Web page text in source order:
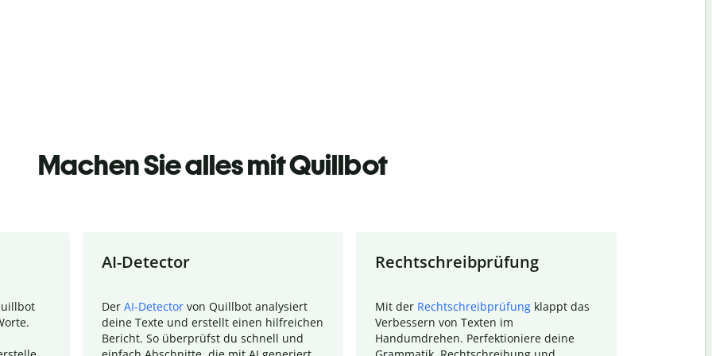
Machen Sie alles mit Quillbot
AI-Detector
Der AI-Detector von Quillbot analysiert
deine Texte und erstellt einen hilfreichen
Bericht. So überprüfst du schnell und
Rechtschreibprüfung
Mit der Rechtschreibprüfung klappt das
Verbessern von Texten im
Handumdrehen. Perfektioniere deine